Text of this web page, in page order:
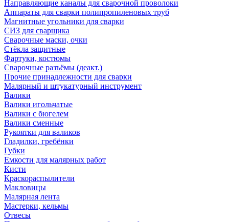
Направляющие каналы для сварочной проволоки
Аппараты для сварки полипропиленовых труб
Магнитные угольники для сварки
СИЗ для сварщика
Сварочные маски, очки
Стёкла защитные
Фартуки, костюмы
Сварочные разъёмы (деакт.)
Прочие принадлежности для сварки
Малярный и штукатурный инструмент
Валики
Валики игольчатые
Валики с бюгелем
Валики сменные
Рукоятки для валиков
Гладилки, гребёнки
Губки
Емкости для малярных работ
Кисти
Краскораспылители
Макловицы
Малярная лента
Мастерки, кельмы
Отвесы